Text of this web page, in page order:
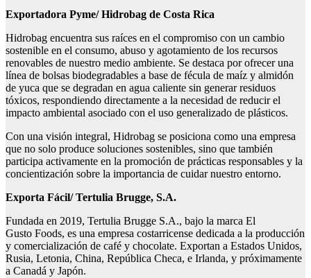
Exportadora Pyme/ Hidrobag de Costa Rica
Hidrobag encuentra sus raíces en el compromiso con un cambio
sostenible en el consumo, abuso y agotamiento de los recursos
renovables de nuestro medio ambiente. Se destaca por ofrecer una
línea de bolsas biodegradables a base de fécula de maíz y almidón
de yuca que se degradan en agua caliente sin generar residuos
tóxicos, respondiendo directamente a la necesidad de reducir el
impacto ambiental asociado con el uso generalizado de plásticos.
Con una visión integral, Hidrobag se posiciona como una empresa
que no solo produce soluciones sostenibles, sino que también
participa activamente en la promoción de prácticas responsables y la
concientización sobre la importancia de cuidar nuestro entorno.
Exporta Fácil/Tertulia Brugge, S.A.
Fundada en 2019, Tertulia Brugge S.A., bajo la marca El
Gusto Foods, es una empresa costarricense dedicada a la producción
y comercialización de café y chocolate. Exportan a Estados Unidos,
Rusia, Letonia, China, República Checa, e Irlanda, y próximamente
a Canadá y Japón.